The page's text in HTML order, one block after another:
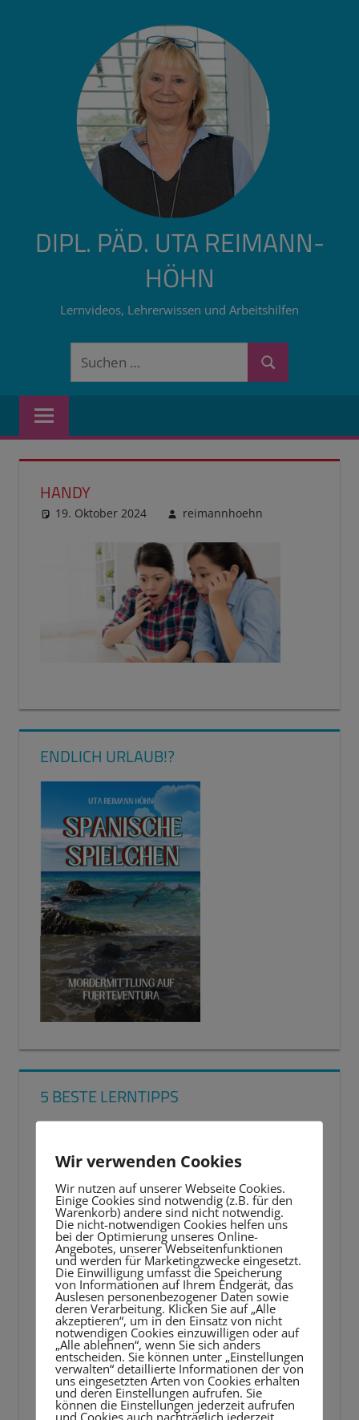
DIPL. PÄD. UTA REIMANN-
HÖHN
Lernvideos, Lehrerwissen und Arbeitshilfen
Suchen
Suchen
HANDY
19. Oktober 2024 reimannhoehn
ENDLICH URLAUB!?
5 BESTE LERNTIPPS
Player
Wir verwenden Cookies
Wir nutzen auf unserer Webseite Cookies.
Einige Cookies sind notwendig (z.B. für den
Warenkorb) andere sind nicht notwendig.
Die nicht-notwendigen Cookies helfen uns
bei der Optimierung unseres Online-
Angebotes, unserer Webseitenfunktionen
und werden für Marketingzwecke eingesetzt.
Die Einwilligung umfasst die Speicherung
von Informationen auf Ihrem Endgerät, das
Auslesen personenbezogener Daten sowie
deren Verarbeitung. Klicken Sie auf „Alle
akzeptieren“, um in den Einsatz von nicht
notwendigen Cookies einzuwilligen oder auf
„Alle ablehnen“, wenn Sie sich anders
entscheiden. Sie können unter „Einstellungen
verwalten“ detaillierte Informationen der von
uns eingesetzten Arten von Cookies erhalten
und deren Einstellungen aufrufen. Sie
können die Einstellungen jederzeit aufrufen
und Cookies auch nachträglich jederzeit